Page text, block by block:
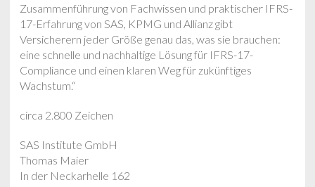
Zusammenführung von Fachwissen und praktischer IFRS-
17-Erfahrung von SAS, KPMG und Allianz gibt
Versicherern jeder Größe genau das, was sie brauchen:
eine schnelle und nachhaltige Lösung für IFRS-17-
Compliance und einen klaren Weg für zukünftiges
Wachstum.“
circa 2.800 Zeichen
SAS Institute GmbH
Thomas Maier
In der Neckarhelle 162